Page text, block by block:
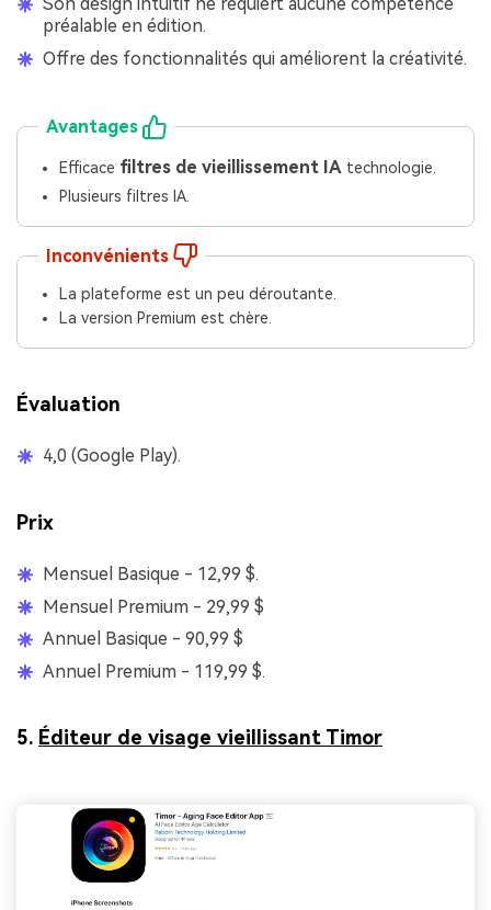
Son design intuitif ne requiert aucune compétence
préalable en édition.
Offre des fonctionnalités qui améliorent la créativité.
Avantages
Efficace filtres de vieillissement IA technologie.
Plusieurs filtres IA.
Inconvénients
La plateforme est un peu déroutante.
La version Premium est chère.
Évaluation
4,0 (Google Play).
Prix
Mensuel Basique - 12,99 $.
Mensuel Premium - 29,99 $
Annuel Basique - 90,99 $
Annuel Premium - 119,99 $.
5. Éditeur de visage vieillissant Timor